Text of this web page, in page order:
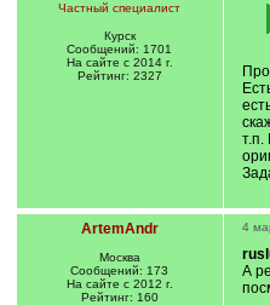
Частный специалист
Курск
Сообщений: 1701
На сайте с 2014 г.
Рейтинг: 2327
т.п.
ArtemAndr
Москва
Сообщений: 173
На сайте с 2012 г.
Рейтинг: 160
4
А